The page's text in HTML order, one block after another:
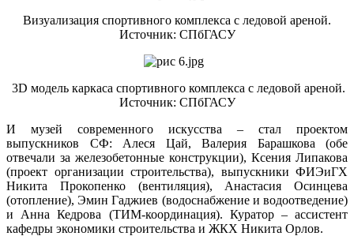
Визуализация спортивного комплекса с ледовой ареной.
Источник: СПбГАСУ
3D модель каркаса спортивного комплекса с ледовой ареной.
Источник: СПбГАСУ
И музей современного искусства – стал проектом
выпускников СФ: Алеся Цай, Валерия Барашкова (обе
отвечали за железобетонные конструкции), Ксения Липакова
(проект организации строительства), выпускники ФИЭиГХ
Никита Прокопенко (вентиляция), Анастасия Осинцева
(отопление), Эмин Гаджиев (водоснабжение и водоотведение)
и Анна Кедрова (ТИМ-координация). Куратор – ассистент
кафедры экономики строительства и ЖКХ Никита Орлов.